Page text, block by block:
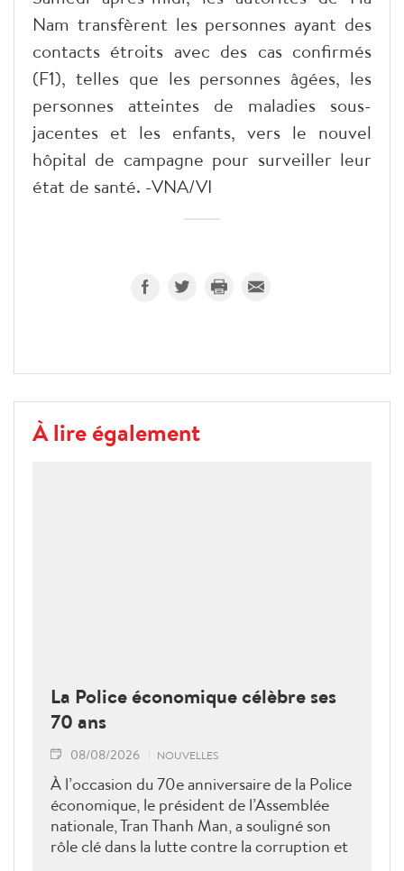
Nam transfèrent les personnes ayant des
contacts étroits avec des cas confirmés
(F1), telles que les personnes âgées, les
personnes atteintes de maladies sous-
jacentes et les enfants, vers le nouvel
hôpital de campagne pour surveiller leur
état de santé. -VNA/VI
À lire également
La Police économique célèbre ses
70 ans
08/08/2026 NOUVELLES
À l’occasion du 70e anniversaire de la Police
économique, le président de l’Assemblée
nationale, Tran Thanh Man, a souligné son
rôle clé dans la lutte contre la corruption et